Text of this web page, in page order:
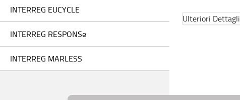
INTERREG EUCYCLE
INTERREG RESPONSe
INTERREG MARLESS
Ulteriori Dettagli